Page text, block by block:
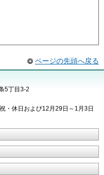
ページの先頭へ戻る
5丁目3-2
・休日および12月29日～1月3日